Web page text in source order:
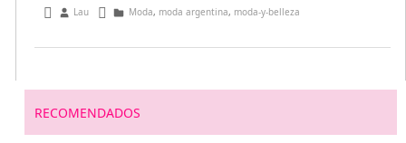
mayo 6, 2015
Lau Moda, moda argentina, moda-y-belleza
RECOMENDADOS